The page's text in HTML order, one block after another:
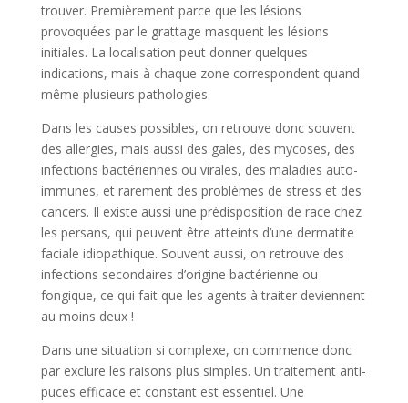
trouver. Premièrement parce que les lésions
provoquées par le grattage masquent les lésions
initiales. La localisation peut donner quelques
indications, mais à chaque zone correspondent quand
même plusieurs pathologies.
Dans les causes possibles, on retrouve donc souvent
des allergies, mais aussi des gales, des mycoses, des
infections bactériennes ou virales, des maladies auto-
immunes, et rarement des problèmes de stress et des
cancers. Il existe aussi une prédisposition de race chez
les persans, qui peuvent être atteints d’une dermatite
faciale idiopathique. Souvent aussi, on retrouve des
infections secondaires d’origine bactérienne ou
fongique, ce qui fait que les agents à traiter deviennent
au moins deux !
Dans une situation si complexe, on commence donc
par exclure les raisons plus simples. Un traitement anti-
puces efficace et constant est essentiel. Une